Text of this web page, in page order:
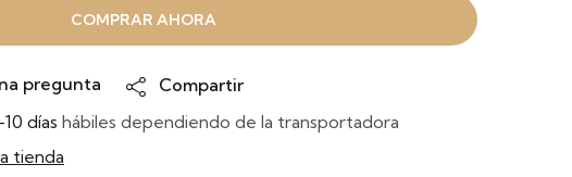
COMPRAR AHORA
pregunta
Compartir
días hábiles dependiendo de la transportadora
tienda